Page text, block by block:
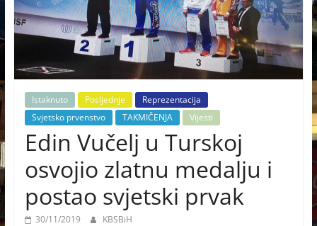
Istaknuto Posljednje
Reprezentacija
Svjetsko prvenstvo
TAKMIČENJA Vijesti
Edin Vučelj u Turskoj
osvojio zlatnu medalju i
postao svjetski prvak
30/11/2019 KBSBiH